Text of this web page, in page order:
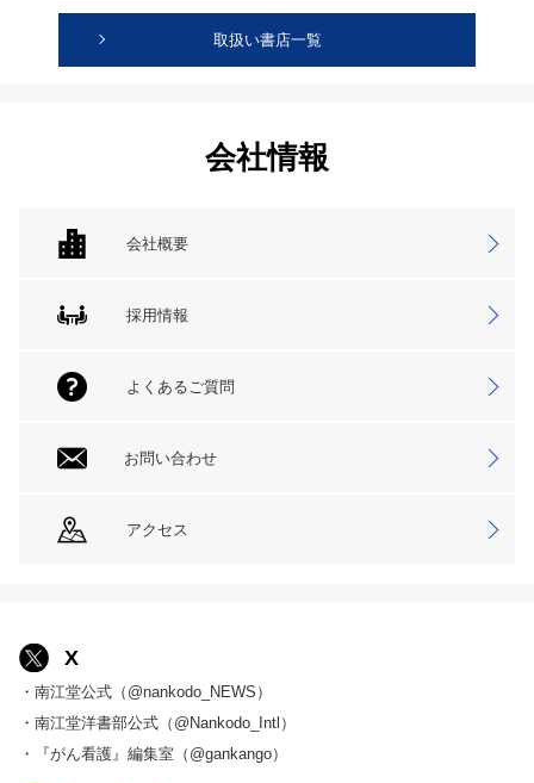
取扱い書店一覧
会社情報
会社概要
採用情報
よくあるご質問
お問い合わせ
アクセス
X
・南江堂公式（@nankodo_NEWS）
・南江堂洋書部公式（@Nankodo_Intl）
・『がん看護』編集室（@gankango）